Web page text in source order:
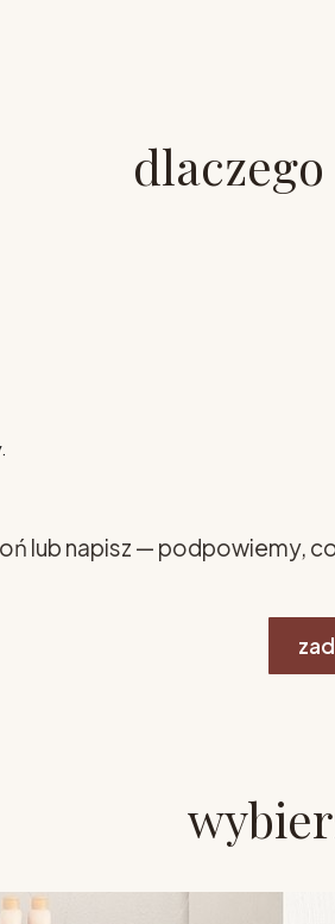
lub napisz — podpowiemy,